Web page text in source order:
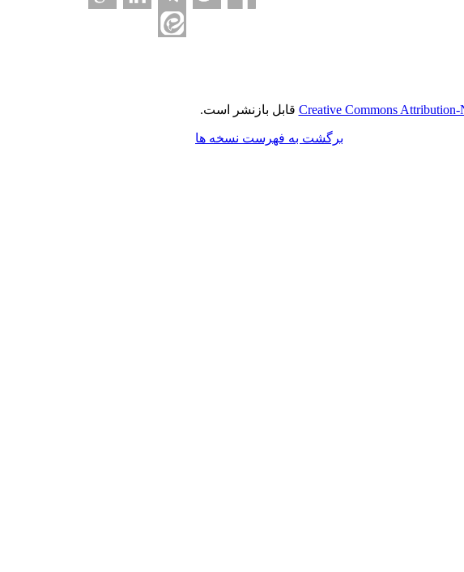
Creative Commons قابل بازنشر است.
برگشت به فهرست نسخه ها